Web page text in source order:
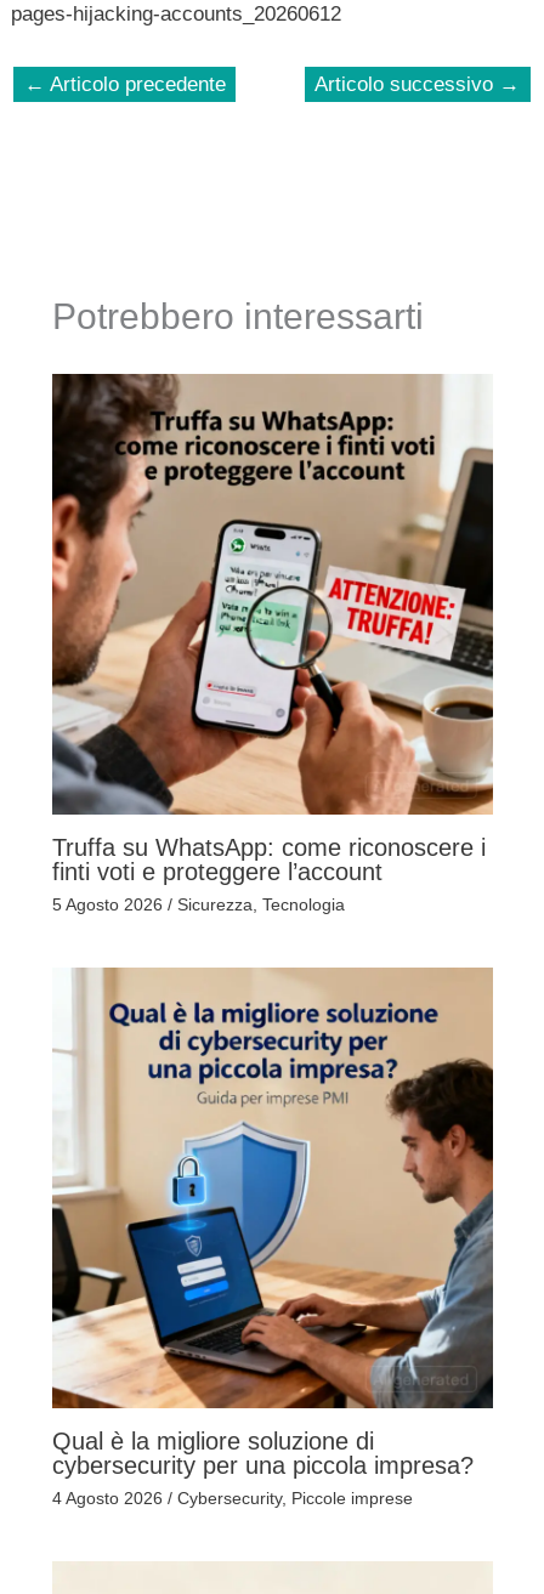
pages-hijacking-accounts_20260612
← Articolo precedente Articolo successivo →
Potrebbero interessarti
Truffa su WhatsApp: come riconoscere i
finti voti e proteggere l’account
5 Agosto 2026 / Sicurezza Tecnologia
Qual è la migliore soluzione di
cybersecurity per una piccola impresa?
4 Agosto 2026 / Cybersecurity, Piccole imprese